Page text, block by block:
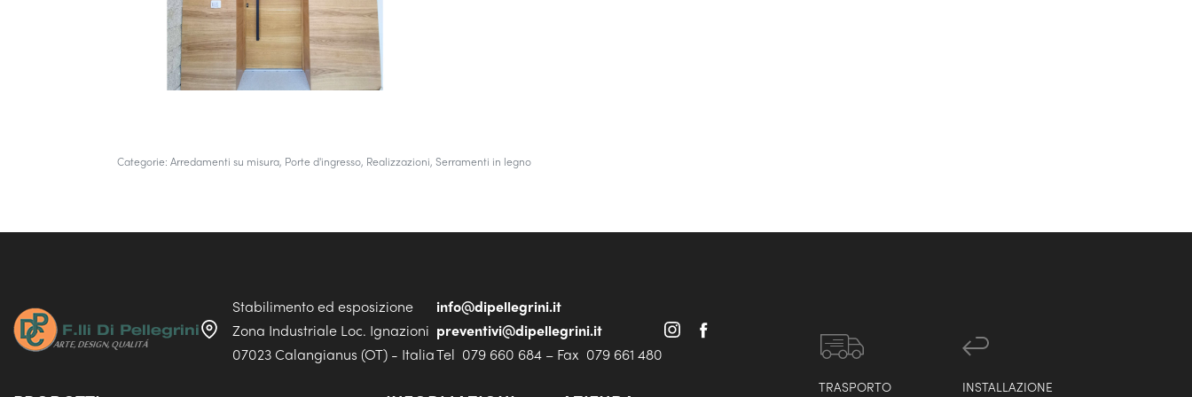
Categorie: Arredamenti su misura, Porte d'ingresso, Realizzazioni, Serramenti in legno
Stabilimento ed esposizione
Zona Industriale Loc. Ignazioni
07023 Calangianus (OT) - Italia
info@dipellegrini.it
preventivi@dipellegrini.it
Tel 079 660 684 – Fax 079 661 480
TRASPORTO INSTALLAZIONE